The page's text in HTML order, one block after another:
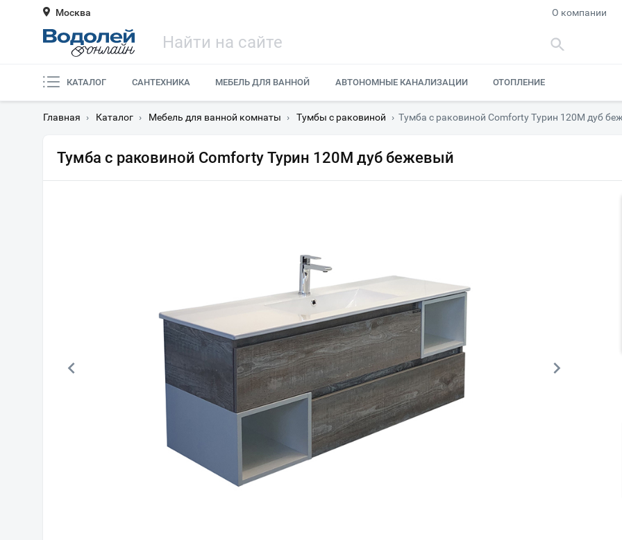
Москва О компании
КАТАЛОГ САНТЕХНИКА МЕБЕЛЬ ДЛЯ ВАННОЙ АВТОНОМНЫЕ КАНАЛИЗАЦИИ ОТОПЛЕНИЕ
Главная › Каталог › Мебель для ванной комнаты › Тумбы с раковиной › Тумба с раковиной Comforty Турин 120М дуб
Тумба с раковиной Comforty Турин 120М дуб бежевый